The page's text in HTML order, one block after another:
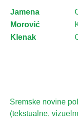
Jamena
Morović
Klenak
Sremske novine
(tekstualne,